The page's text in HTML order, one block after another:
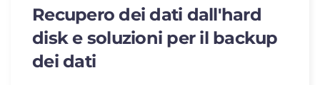
Recupero dei dati dall'hard
disk e soluzioni per il backup
dei dati